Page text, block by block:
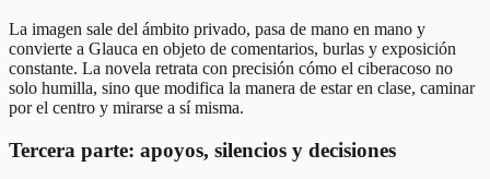
La imagen sale del ámbito privado, pasa de mano en mano y
convierte a Glauca en objeto de comentarios, burlas y exposición
constante. La novela retrata con precisión cómo el ciberacoso no
solo humilla, sino que modifica la manera de estar en clase, caminar
por el centro y mirarse a sí misma.
Tercera parte: apoyos, silencios y decisiones